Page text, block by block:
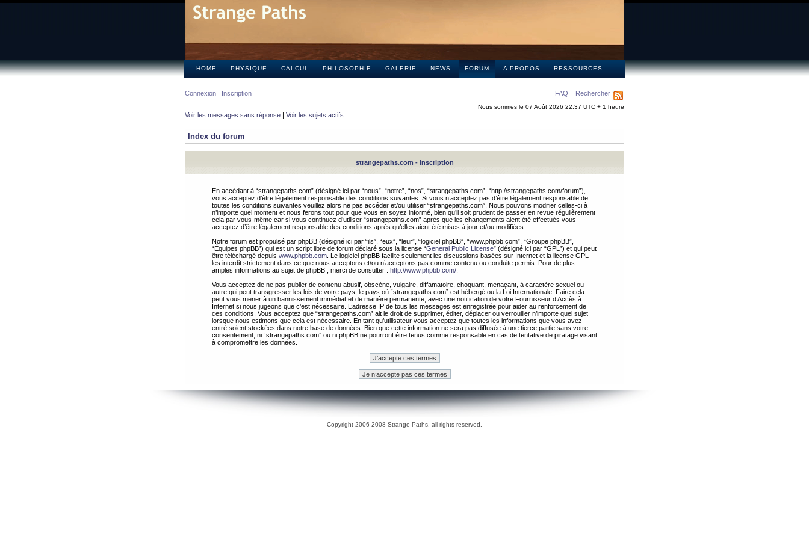
HOME PHYSIQUE CALCUL PHILOSOPHIE GALERIE NEWS FORUM A PROPOS RESSOURCES
FAQ Rechercher
Connexion Inscription
Nous sommes le 07 Août 2026 22:37 UTC + 1 heure
Voir les messages sans réponse | Voir les sujets actifs
Index du forum
strangepaths.com - Inscription
En accédant à “strangepaths.com” (désigné ici par “nous”, “notre”, “nos”, “strangepaths.com”, “http://strangepaths.com/forum”),
vous acceptez d’être légalement responsable des conditions suivantes. Si vous n’acceptez pas d’être légalement responsable de
toutes les conditions suivantes veuillez alors ne pas accéder et/ou utiliser “strangepaths.com”. Nous pouvons modifier celles-ci à
n’importe quel moment et nous ferons tout pour que vous en soyez informé, bien qu’il soit prudent de passer en revue régulièrement
cela par vous-même car si vous continuez d’utiliser “strangepaths.com” après que les changements aient été effectués vous
acceptez d’être légalement responsable des conditions après qu’elles aient été mises à jour et/ou modifiées.
Notre forum est propulsé par phpBB (désigné ici par “ils”, “eux”, “leur”, “logiciel phpBB”, “www.phpbb.com”, “Groupe phpBB”,
“Équipes phpBB”) qui est un script libre de forum déclaré sous la license “General Public License” (désigné ici par “GPL”) et qui peut
être téléchargé depuis www.phpbb.com . Le logiciel phpBB facilite seulement les discussions basées sur Internet et la license GPL
les interdit strictement dans ce que nous acceptons et/ou n’acceptons pas comme contenu ou conduite permis. Pour de plus
amples informations au sujet de phpBB , merci de consulter : http://www.phpbb.com/
Vous acceptez de ne pas publier de contenu abusif, obscène, vulgaire, diffamatoire, choquant, menaçant, à caractère sexuel ou
autre qui peut transgresser les lois de votre pays, le pays où “strangepaths.com” est hébergé ou la Loi Internationale. Faire cela
peut vous mener à un bannissement immédiat et de manière permanente, avec une notification de votre Fournisseur d’Accès à
Internet si nous jugeons que c’est nécessaire. L’adresse IP de tous les messages est enregistrée pour aider au renforcement de
ces conditions. Vous acceptez que “strangepaths.com” ait le droit de supprimer, éditer, déplacer ou verrouiller n’importe quel sujet
lorsque nous estimons que cela est nécessaire. En tant qu’utilisateur vous acceptez que toutes les informations que vous avez
entré soient stockées dans notre base de données. Bien que cette information ne sera pas diffusée à une tierce partie sans votre
consentement, ni “strangepaths.com” ou ni phpBB ne pourront être tenus comme responsable en cas de tentative de piratage visant
à compromettre les données.
Copyright 2006-2008 Strange Paths, all rights reserved.